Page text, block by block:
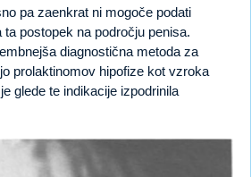
pa zaenkrat ni mogoče podati
postopek na področju penisa.
diagnostična metoda za
prolaktinomov hipofize kot vzroka
glede te indikacije izpodrinila